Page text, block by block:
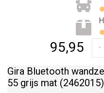
95,95 -
Gira Bluetooth
55 grijs mat (2462015)